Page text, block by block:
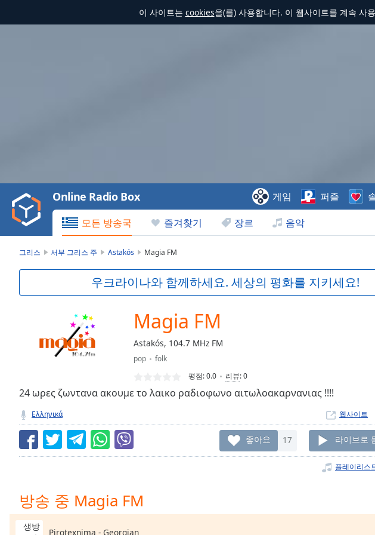
이 사이트는 cookies을(를) 사용합니다. 이 웹사이트를 계속 사
Video
Play
Backward
Skip
Current
Seek to
currently
behind
LIVE
Remaining
Time-
Playback
Rate
모든 방송국 즐겨찾기 장르 음악
Online Radio Box 게임 퍼즐
그리스 서부 그리스 주 Astakós Magia FM
우크라이나와 함께하세요. 세상의 평화를 지키세요!
Magia FM
Astakós, 104.7 MHz FM
pop
folk
평점:0.0 리뷰:0
24 ωρες ζωντανα ακουμε το λαικο ραδιοφωνο αιτωλοακαρνανιας !!!!
Ελληνικά 웹사이트
좋아요 17 라이브로
플레이리스
방송 중 Magia FM
생방
Pirotexnima - Georgian